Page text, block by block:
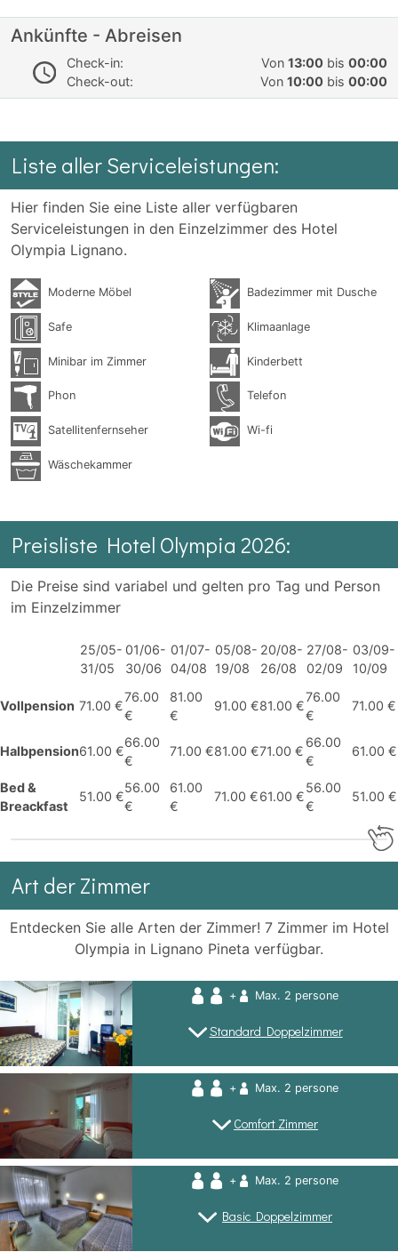
Ankünfte - Abreisen
Check-in: Von 13:00 bis 00:00
Check-out:
Von 10:00 bis 00:00
Liste aller Serviceleistungen:
Hier finden Sie eine Liste aller verfügbaren
Serviceleistungen in den Einzelzimmer des Hotel
Olympia Lignano.
Moderne Möbel Badezimmer mit Dusche
Safe Klimaanlage
Minibar im Zimmer Kinderbett
Phon Telefon
Satellitenfernseher Wi-fi
Wäschekammer
Preisliste Hotel Olympia 2026:
Die Preise sind variabel und gelten pro Tag und Person
im Einzelzimmer
25/05-
31/05
01/06-
30/06
01/07-
04/08
05/08-
19/08
20/08-
26/08
27/08-
02/09
03/09-
10/09
Vollpension 71.00 €
76.00
€
81.00
€
91.00 €81.00 €
76.00
€
71.00 €
Halbpension61.00 €
66.00
€
71.00 €81.00 €71.00 €
66.00
€
61.00 €
Bed &
Breackfast
51.00 €
56.00
€
61.00
€
71.00 €61.00 €
56.00
€
51.00 €
Art der Zimmer
Entdecken Sie alle Arten der Zimmer! 7 Zimmer im Hotel
Olympia in Lignano Pineta verfügbar.
+ Max. 2 persone
Standard Doppelzimmer
+ Max. 2 persone
Comfort Zimmer
+ Max. 2 persone
Basic Doppelzimmer